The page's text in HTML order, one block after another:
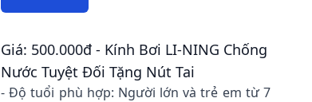
Giá: 500.000đ - Kính Bơi LI-NING Chống
Nước Tuyệt Đối Tặng Nút Tai
- Độ tuổi phù hợp: Người lớn và trẻ em từ 7